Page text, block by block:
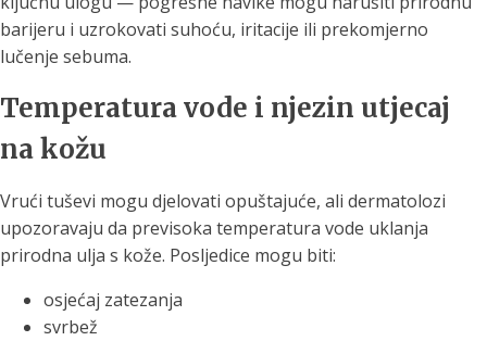
barijeru i uzrokovati suhoću, iritacije ili prekomjerno
lučenje sebuma.
Temperatura vode i njezin utjecaj
na kožu
Vrući tuševi mogu djelovati opuštajuće, ali dermatolozi
upozoravaju da previsoka temperatura vode uklanja
prirodna ulja s kože. Posljedice mogu biti:
osjećaj zatezanja
svrbež